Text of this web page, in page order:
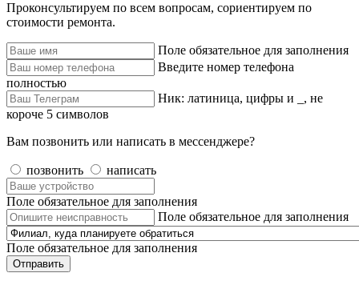
Проконсультируем по всем вопросам, сориентируем по
стоимости ремонта.
Поле обязательное для заполнения
Введите номер телефона
полностью
Ник: латиница, цифры и _, не
короче 5 символов
Вам позвонить или написать в мессенджере?
позвонить написать
Поле обязательное для заполнения
Поле обязательное для заполнения
Поле обязательное для заполнения
Отправить